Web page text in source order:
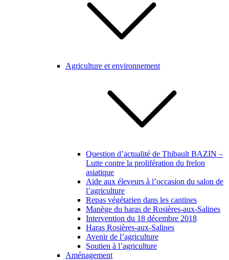
Agriculture et environnement
Question d’actualité de Thibault BAZIN –
Lutte contre la prolifération du frelon
asiatique
Aide aux éleveurs à l’occasion du salon de
l’agriculture
Repas végétarien dans les cantines
Manège du haras de Rosières-aux-Salines
Intervention du 18 décembre 2018
Haras Rosières-aux-Salines
Avenir de l’agriculture
Soutien à l’agriculture
Aménagement